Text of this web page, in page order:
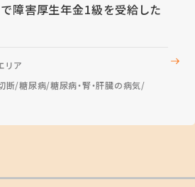
で障害厚生年金1級を受給した
リア
断 糖尿病 糖尿病・腎・肝臓の病気